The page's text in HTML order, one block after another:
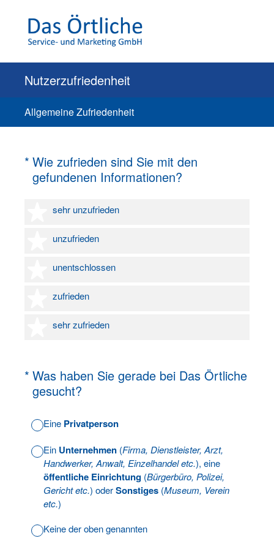
Nutzerzufriedenheit
Allgemeine Zufriedenheit
* Wie zufrieden sind Sie mit den
gefundenen Informationen?
(Erforderlich.)
sehr unzufrieden
1 Stern
unzufrieden
2 Sterne
unentschlossen
3 Sterne
zufrieden
4 Sterne
sehr zufrieden
5 Sterne
* Was haben Sie gerade bei Das Örtliche
gesucht?
(Erforderlich.)
Eine Privatperson
Ein Unternehmen (Firma, Dienstleister, Arzt,
Handwerker, Anwalt, Einzelhandel etc.), eine
öffentliche Einrichtung (Bürgerbüro, Polizei,
Gericht etc.) oderSonstiges (Museum, Verein
etc.)
Keine der oben genannten